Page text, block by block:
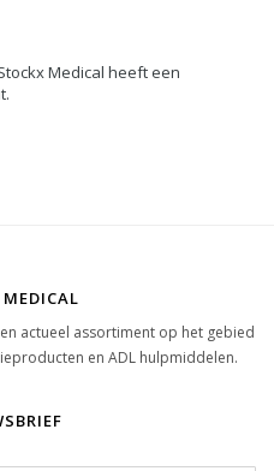
Medical heeft een
actueel assortiment op het gebied
en ADL hulpmiddelen.